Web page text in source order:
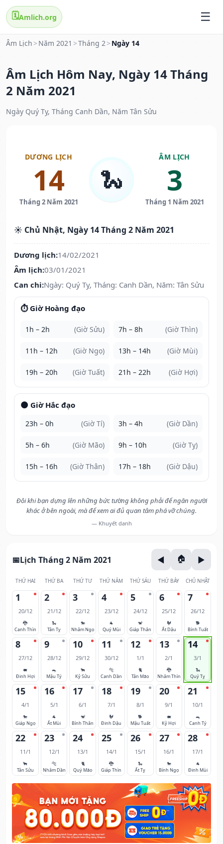
🗓️Amlich.org
Âm Lịch > Năm 2021 >Tháng 2> Ngày 14
Âm Lịch Hôm Nay, Ngày 14 Tháng
2 Năm 2021
Ngày Quý Tỵ, Tháng Canh Dần, Năm Tân Sửu
DƯƠNG LỊCH
14
Tháng 2 Năm 2021
🐍
ÂM LỊCH
3
Tháng 1 Năm 2021
☀️ Chủ Nhật, Ngày 14 Tháng 2 Năm 2021
Dương lịch:14/02/2021
Âm lịch:03/01/2021
Can chi:Ngày: Quý Tỵ, Tháng: Canh Dần, Năm: Tân Sửu
⏱️ Giờ Hoàng đạo
1h – 2h (Giờ Sửu) 7h – 8h (Giờ Thìn)
11h – 12h (Giờ Ngọ) 13h – 14h (Giờ Mùi)
19h – 20h (Giờ Tuất) 21h – 22h (Giờ Hợi)
🌑 Giờ Hắc đạo
23h – 0h (Giờ Tí) 3h – 4h (Giờ Dần)
5h – 6h (Giờ Mão) 9h – 10h (Giờ Tỵ)
15h – 16h (Giờ Thân) 17h – 18h (Giờ Dậu)
Đôi khi bạn dựng lên những bức tường không phải để ngăn người
khác ở bên ngoài, mà để xem ai đủ quan tâm phá vỡ chúng.
— Khuyết danh
Lịch Tháng 2 Năm 2021
THỨ HAI THỨ BA THỨ TƯ THỨ NĂM THỨ SÁU THỨ BẢY CHỦ NHẬT
1
20/12
🐉
Canh Thìn
2
21/12
🐍
Tân Tỵ
3
22/12
🐎
Nhâm Ngọ
4
23/12
🐐
Quý Mùi
5
24/12
🐒
Giáp Thân
6
25/12
🐓
Ất Dậu
7
26/12
🐕
Bính Tuất
8
27/12
🐖
Đinh Hợi
9
28/12
🐀
Mậu Tý
10
29/12
🐂
Kỷ Sửu
11
30/12
🐅
Canh Dần
12
1/1
🐈
Tân Mão
13
2/1
🐉
Nhâm Thìn
14
3/1
🐍
Quý Tỵ
15
4/1
🐎
Giáp Ngọ
16
5/1
🐐
Ất Mùi
17
6/1
🐒
Bính Thân
18
7/1
🐓
Đinh Dậu
19
8/1
🐕
Mậu Tuất
20
9/1
🐖
Kỷ Hợi
21
10/1
🐀
Canh Tý
22
11/1
🐂
Tân Sửu
23
12/1
🐅
Nhâm Dần
24
13/1
🐈
Quý Mão
25
14/1
🐉
Giáp Thìn
26
15/1
🐍
Ất Tỵ
27
16/1
🐎
Bính Ngọ
28
17/1
🐐
Đinh Mùi